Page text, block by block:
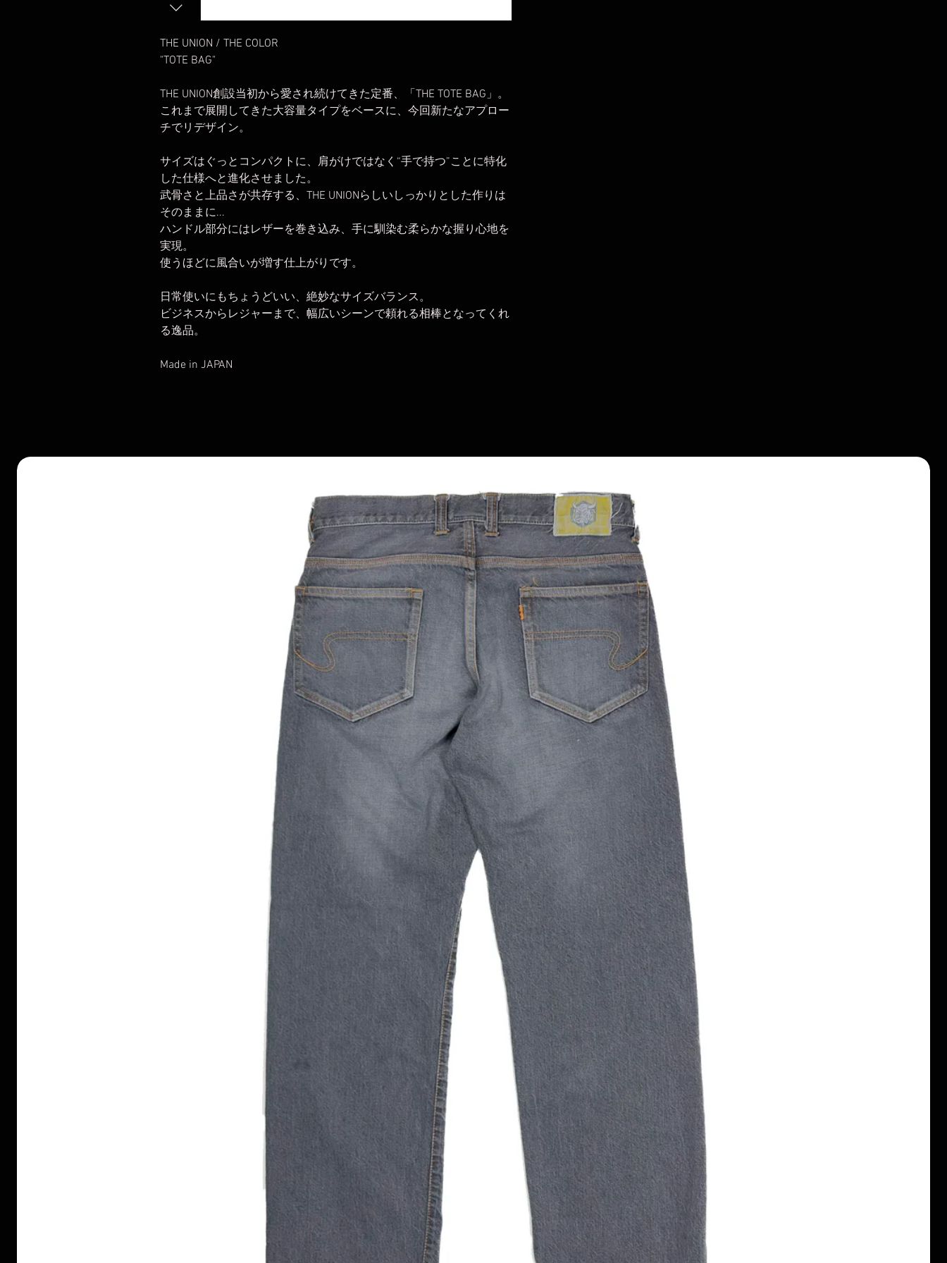
THE UNION / THE COLOR
"TOTE BAG"
THE UNION創設当初から愛され続けてきた定番、「THE TOTE BAG」。
これまで展開してきた大容量タイプをベースに、今回新たなアプロー
チでリデザイン。
サイズはぐっとコンパクトに、肩がけではなく“手で持つ”ことに特化
した仕様へと進化させました。
武骨さと上品さが共存する、THE UNIONらしいしっかりとした作りは
そのままに...
ハンドル部分にはレザーを巻き込み、手に馴染む柔らかな握り心地を
実現。
使うほどに風合いが増す仕上がりです。
日常使いにもちょうどいい、絶妙なサイズバランス。
ビジネスからレジャーまで、幅広いシーンで頼れる相棒となってくれ
る逸品。
Made in JAPAN